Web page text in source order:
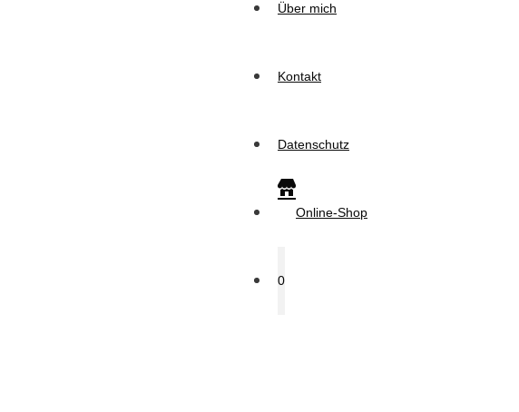
Über mich
Kontakt
Datenschutz
Online-Shop
0